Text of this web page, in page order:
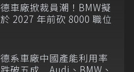
德車廠掀裁員潮！BMW擬
於 2027 年前砍 8000 職位
德系車廠中國產能利用率
跌破五成 Audi、BMW、